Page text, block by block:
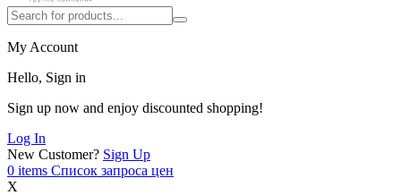
My Account
Hello, Sign in
Sign up now and enjoy discounted shopping!
Log In
New Customer? Sign Up
0 items Список запроса цен
X